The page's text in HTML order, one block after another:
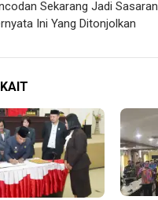
Sekarang Jadi Sasaran
Ini Yang Ditonjolkan